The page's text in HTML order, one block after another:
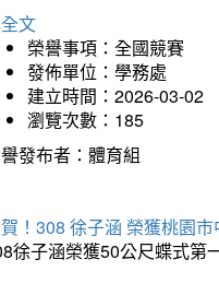
文
榮譽事項：全國競賽
發佈單位：學務處
建立時間：2026-03-02
瀏覽次數：185
發布者：體育組
！308 徐子涵 榮獲桃園
徐子涵榮獲50公尺蝶式第